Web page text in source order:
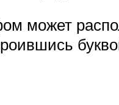
может